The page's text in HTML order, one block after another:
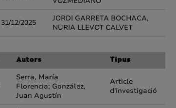
31/12/2025
JORDI GARRETA BOCHACA,
NURIA LLEVOT CALVET
Autors Tipus
Serra, María
Florencia; González,
Juan Agustín
Article
d'investigació